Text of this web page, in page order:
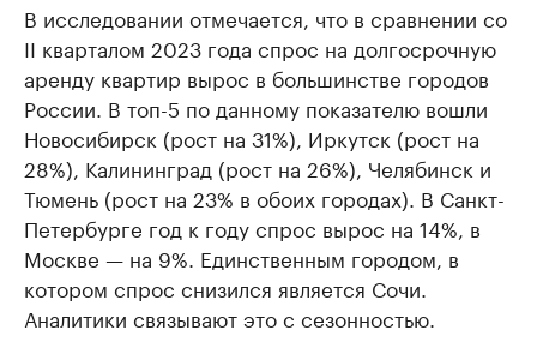
В исследовании отмечается, что в сравнении со
II кварталом 2023 года спрос на долгосрочную
аренду квартир вырос в большинстве городов
России. В топ-5 по данному показателю вошли
Новосибирск (рост на 31%), Иркутск (рост на
28%), Калининград (рост на 26%), Челябинск и
Тюмень (рост на 23% в обоих городах). В Санкт-
Петербурге год к году спрос вырос на 14%, в
Москве — на 9%. Единственным городом, в
котором спрос снизился является Сочи.
Аналитики связывают это с сезонностью.